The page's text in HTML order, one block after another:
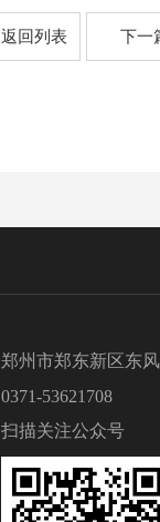
下一
返回列表
郑州市郑东新区东
0371-53621708
扫描关注公众号